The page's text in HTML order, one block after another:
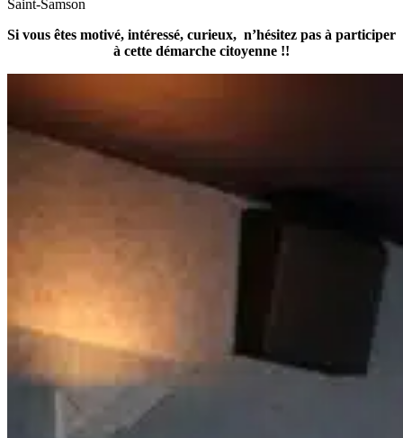
Saint-Samson
Si vous êtes motivé, intéressé, curieux, n’hésitez pas à participer
à cette démarche citoyenne !!